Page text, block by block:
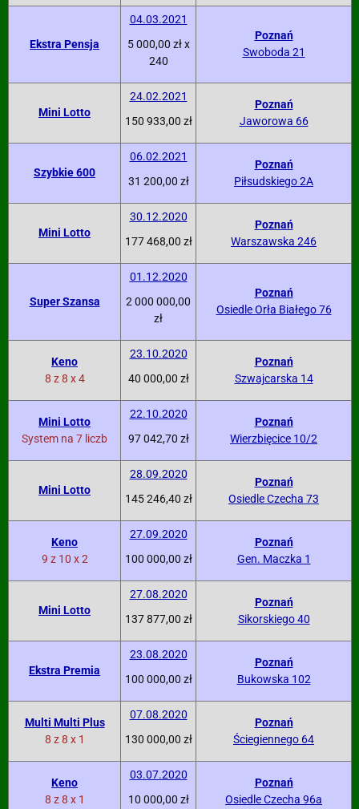
Ekstra Pensja
04.03.2021
5 000,00 zł x
240
Poznań
Swoboda 21
Mini Lotto
24.02.2021
150 933,00 zł
Poznań
Jaworowa 66
Szybkie 600
06.02.2021
31 200,00 zł
Poznań
Piłsudskiego 2A
Mini Lotto
30.12.2020
177 468,00 zł
Poznań
Warszawska 246
Super Szansa
01.12.2020
2 000 000,00
zł
Poznań
Osiedle Orła Białego 76
Keno
8 z 8 x 4
23.10.2020
40 000,00 zł
Poznań
Szwajcarska 14
Mini Lotto
System na 7 liczb
22.10.2020
97 042,70 zł
Poznań
Wierzbięcice 10/2
Mini Lotto
28.09.2020
145 246,40 zł
Poznań
Osiedle Czecha 73
Keno
9 z 10 x 2
27.09.2020
100 000,00 zł
Poznań
Gen. Maczka 1
Mini Lotto
27.08.2020
137 877,00 zł
Poznań
Sikorskiego 40
Ekstra Premia
23.08.2020
100 000,00 zł
Poznań
Bukowska 102
Multi Multi Plus
8 z 8 x 1
07.08.2020
130 000,00 zł
Poznań
Ściegiennego 64
Keno
8 z 8 x 1
03.07.2020
10 000,00 zł
Poznań
Osiedle Czecha 96a